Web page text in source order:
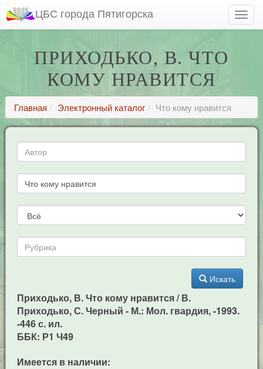
ЦБС города Пятигорска
ПРИХОДЬКО, В. ЧТО
КОМУ НРАВИТСЯ
Главная Электронный каталог Что кому нравится
Искать
Приходько, В. Что кому нравится / В.
Приходько, С. Черный - М.: Мол. гвардия, -1993.
-446 с. ил.
ББК: Р1 Ч49
Имеется в наличии: